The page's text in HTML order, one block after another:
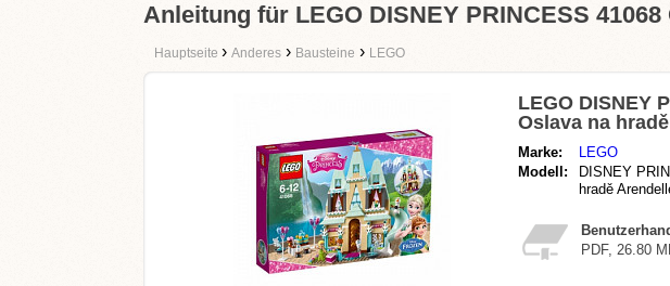
Anleitung für LEGO DISNEY PRINCESS
Hauptseite › Anderes › Bausteine › LEGO
LEGO DISNEY
Oslava na
Marke:
LEGO
Modell:
DISNEY
hradě
PDF, 26.80